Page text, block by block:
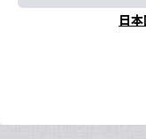
日